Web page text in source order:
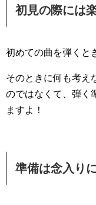
初見の際には
初めての曲を弾くと
そのときに何も考え
のではなくて、弾く
ますよ！
準備は念入り